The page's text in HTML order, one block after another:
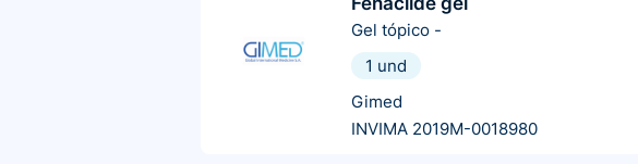
Gel tópico -
1 und
Gimed
INVIMA 2019M-0018980